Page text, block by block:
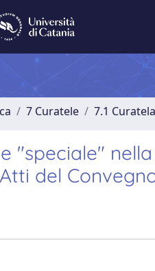
7 Curatele 7.1 Curatela
"speciale"
del